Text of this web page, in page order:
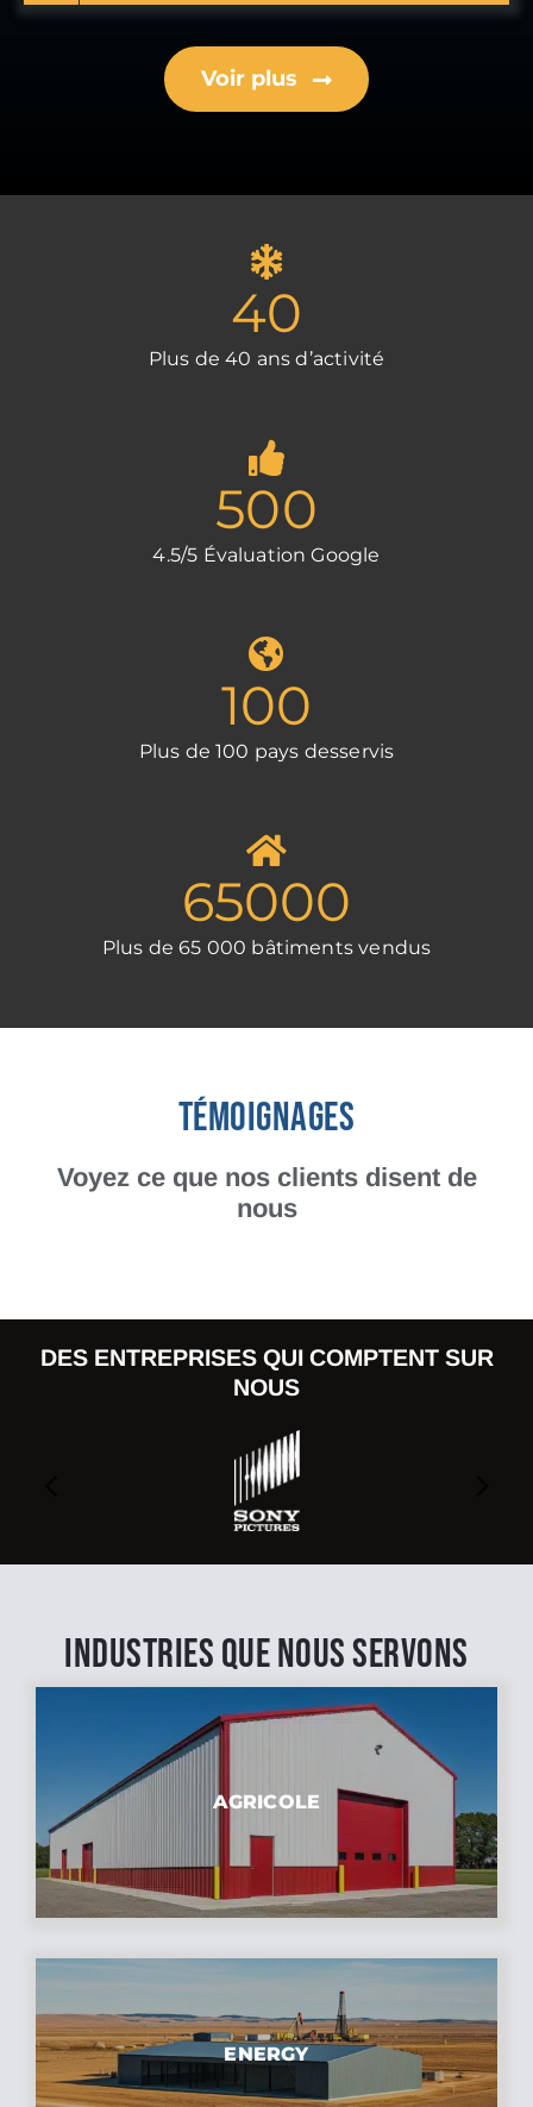
Voir plus
40
Plus de 40 ans d’activité
500
4.5/5 Évaluation Google
100
Plus de 100 pays desservis
65000
Plus de 65 000 bâtiments vendus
TÉMOIGNAGES
Voyez ce que nos clients disent de
nous
DES ENTREPRISES QUI COMPTENT SUR
NOUS
INDUSTRIES QUE NOUS SERVONS
AGRICOLE
ENERGY